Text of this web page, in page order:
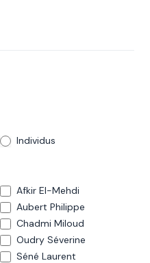
Individus
Afkir El-Mehdi
Aubert Philippe
Chadmi Miloud
Oudry Séverine
Séné Laurent